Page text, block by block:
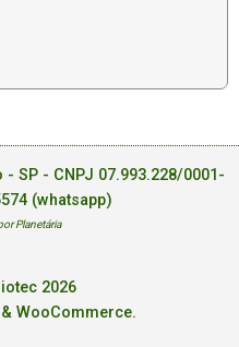
- SP - CNPJ 07.993.228/0001-
(whatsapp)
Planetária
2026
WooCommerce.